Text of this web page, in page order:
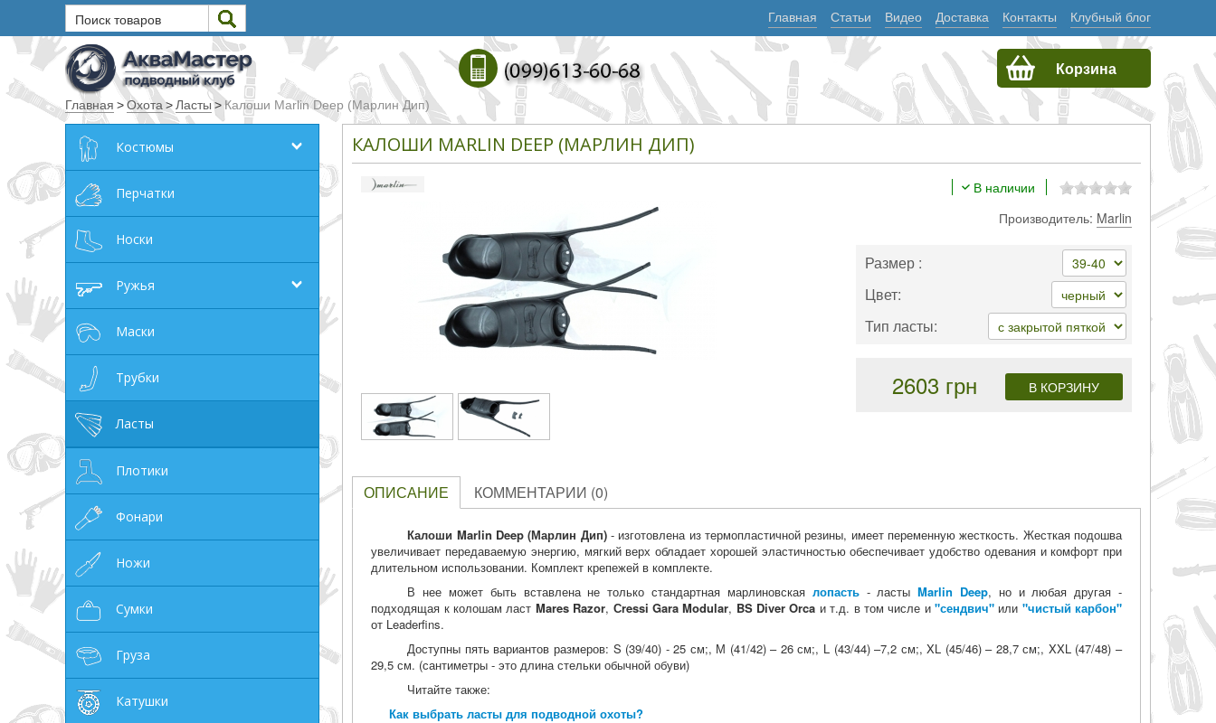
Главная Статьи Видео Доставка Контакты Клубный блог
Поиск товаров
Текст
Искать
Любое из слов
Все слова
Точное совпадение
Производитель
_JSHOP_SEARCH_COINS
от
до
грн
ОТМЕНА
Корзина
Главная >Охота > Ласты >Калоши Marlin Deep (Марлин Дип)
Костюмы
Перчатки
Носки
Ружья
Маски
Трубки
Ласты
Плотики
Фонари
Ножи
Сумки
Груза
Катушки
КАЛОШИ MARLIN DEEP (МАРЛИН ДИП)
В наличии
Производитель: Marlin
Размер :
Цвет:
Тип ласты:
2603 грн
ОПИСАНИЕ КОММЕНТАРИИ (0)
Калоши Marlin Deep (Марлин Дип)- изготовлена из термопластичной резины, имеет переменную жесткость. Жесткая подошва
увеличивает передаваемую энергию, мягкий верх обладает хорошей эластичностью обеспечивает удобство одевания и комфорт при
длительном использовании. Комплект крепежей в комплекте.
В нее может быть вставлена не только стандартная марлиновская лопасть- ластыMarlin Deep, но и любая другая -
подходящая к колошам ласт Mares Razor, Сressi Gara Modular, BS Diver Orca и т.д. в том числе и "сендвич"или "чистый карбон"
от Leaderfins.
Доступны пять вариантов размеров: S (39/40) - 25 см;, М (41/42) – 26 см;, L (43/44) –7,2 см;, XL (45/46) – 28,7 см;, XXL (47/48) –
29,5 см. (сантиметры - это длина стельки обычной обуви)
Читайте также:
Как выбрать ласты для подводной охоты?